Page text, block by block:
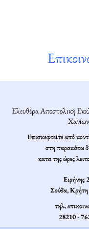
Eλευθέρα Αποστολική
Χανίων
Επισκεφτείτεαπό
στη παρακάτω
κατα της ώρες
Ειρήνης
Σούδα,
τηλ.
28210 -